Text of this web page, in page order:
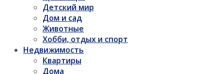
Детский мир
Дом и сад
Животные
Хобби, отдых и спорт
Недвижимость
Квартиры
Дома